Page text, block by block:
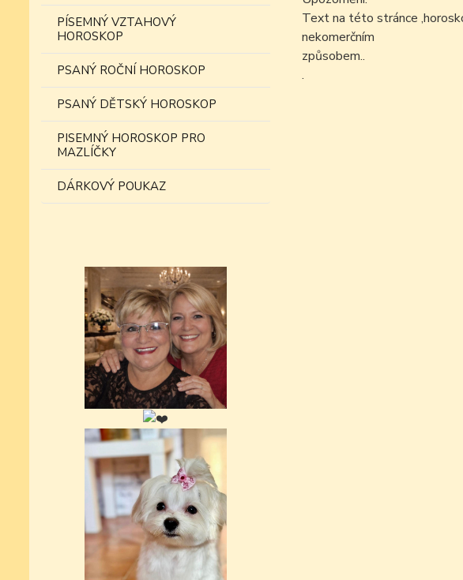
PÍSEMNÝ VZTAHOVÝ
HOROSKOP
PSANÝ ROČNÍ HOROSKOP
PSANÝ DĚTSKÝ HOROSKOP
PISEMNÝ HOROSKOP PRO
MAZLÍČKY
DÁRKOVÝ POUKAZ
Text na této stránce
nekomerčním
způsobem..
.